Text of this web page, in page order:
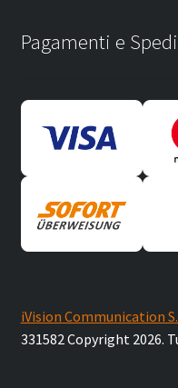
Pagamenti e
iVision Communication
331582 Copyright 2026.